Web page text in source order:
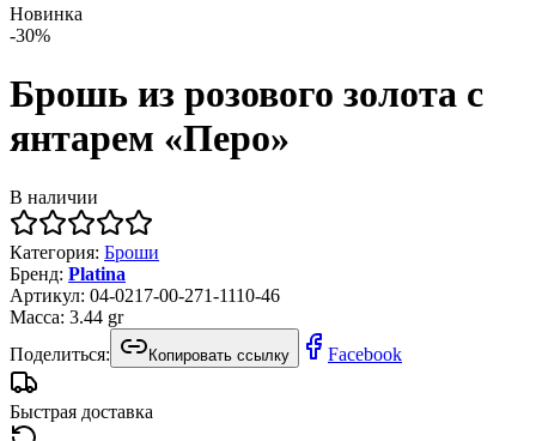
Новинка
-30%
Брошь из розового золота с
янтарем «Перо»
В наличии
Категория: Броши
Бренд: Platina
Артикул: 04-0217-00-271-1110-46
Масса: 3.44 gr
Поделиться:
Копировать ссылку Facebook
Быстрая доставка